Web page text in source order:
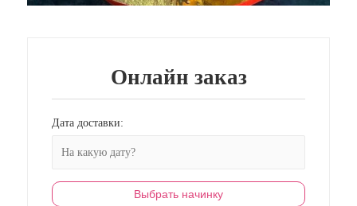
Онлайн заказ
Дата доставки:
Выбрать начинку